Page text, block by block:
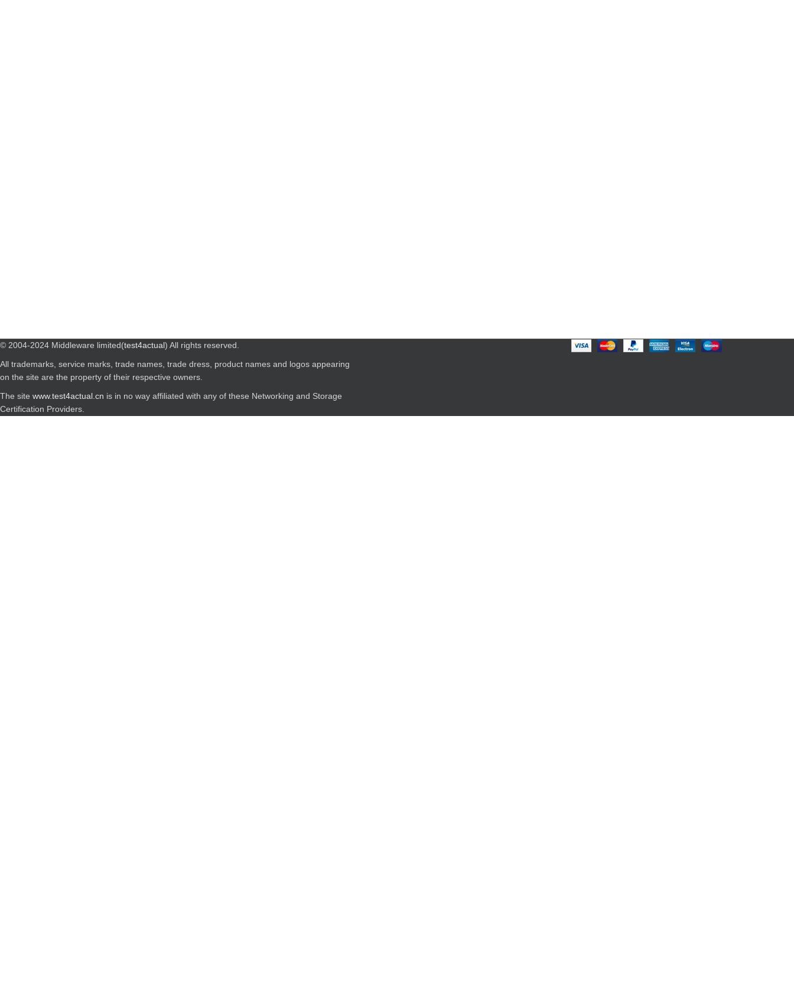
© 2004-2024 Middleware limited(test4actual) All rights reserved.
All trademarks, service marks, trade names, trade dress, product names and logos appearing
on the site are the property of their respective owners.
The site www.test4actual.cn is in no way affiliated with any of these Networking and Storage
Certification Providers.